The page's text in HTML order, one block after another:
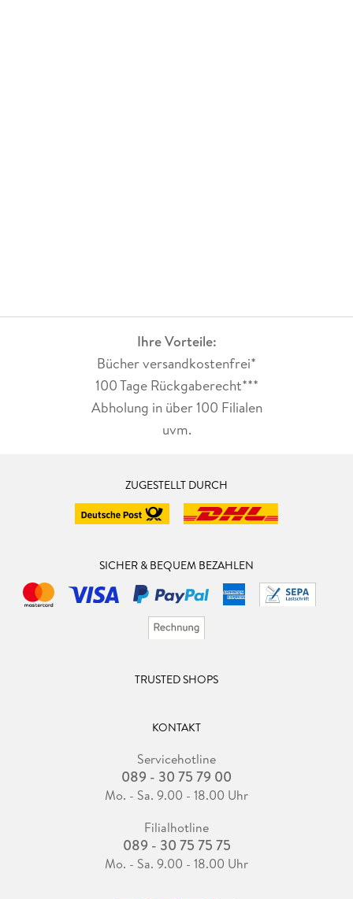
Ihre Vorteile:
Bücher versandkostenfrei*
100 Tage Rückgaberecht***
Abholung in über 100 Filialen
uvm.
ZUGESTELLT DURCH
SICHER & BEQUEM BEZAHLEN
TRUSTED SHOPS
KONTAKT
Servicehotline
089 - 30 75 79 00
Mo. - Sa. 9.00 - 18.00 Uhr
Filialhotline
089 - 30 75 75 75
Mo. - Sa. 9.00 - 18.00 Uhr